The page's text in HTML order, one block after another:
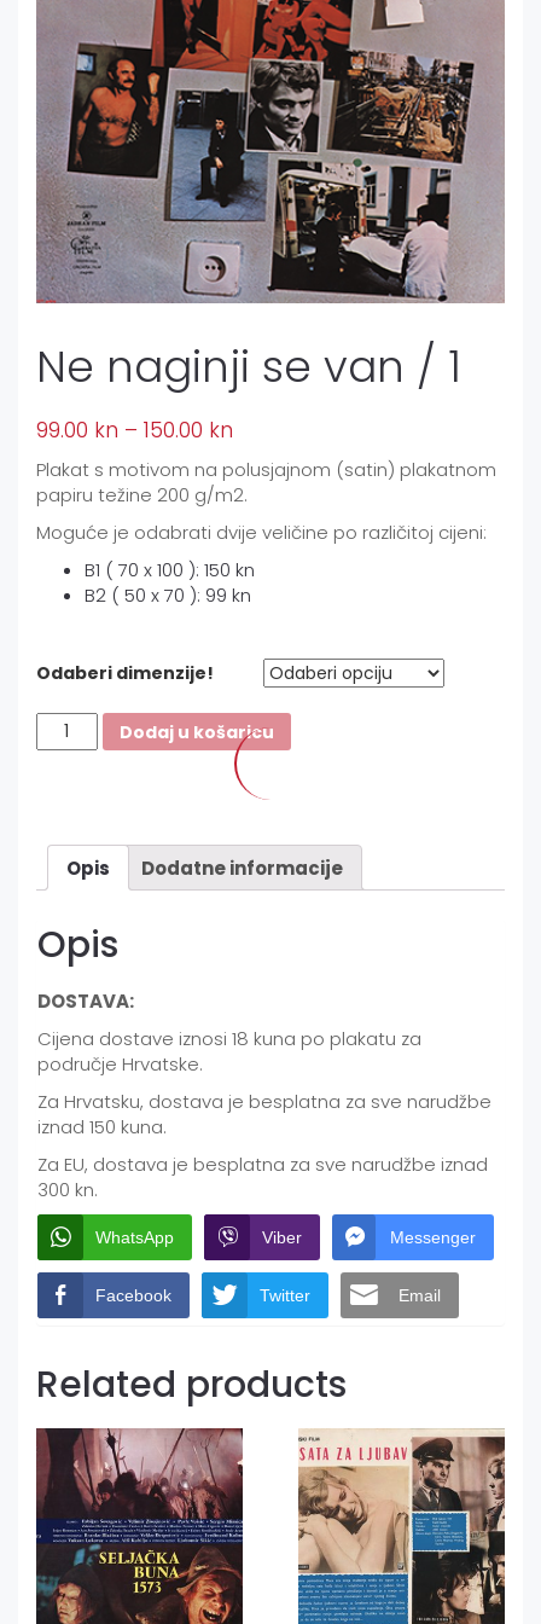
Ne naginji se van / 1
99.00 kn – 150.00 kn
Plakat s motivom na polusjajnom (satin) plakatnom
papiru težine 200 g/m2.
Moguće je odabrati dvije veličine po različitoj cijeni:
B1 ( 70 x 100 ): 150 kn
B2 ( 50 x 70 ): 99 kn
Odaberi dimenzije!
naginji
količina
Dodaj u košaricu
Opis Dodatne informacije
Opis
DOSTAVA:
Cijena dostave iznosi 18 kuna po plakatu za
područje Hrvatske.
Za Hrvatsku, dostava je besplatna za sve narudžbe
iznad 150 kuna.
Za EU, dostava je besplatna za sve narudžbe iznad
300 kn.
WhatsApp Viber Messenger
Facebook Twitter Email
Related products